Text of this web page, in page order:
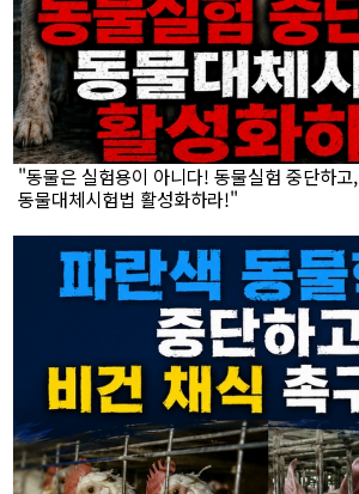
"동물은 실험용이 아니다! 동물실험 중단하고,
동물대체시험법 활성화하라!"